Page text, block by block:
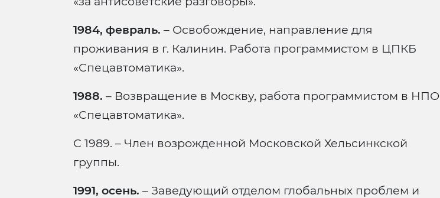
1984, февраль. – Освобождение, направление для
проживания в г. Калинин. Работа программистом в ЦПКБ
«Спецавтоматика».
1988. – Возвращение в Москву, работа программистом в НПО
«Спецавтоматика».
С 1989. – Член возрожденной Московской Хельсинкской
группы.
1991, осень. – Заведующий отделом глобальных проблем и